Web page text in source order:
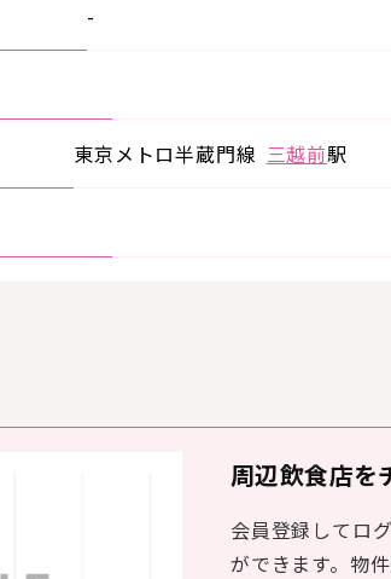
-
東京メトロ半蔵門線 三越前駅
周辺飲食店を
会員登録してロ
ができます。物